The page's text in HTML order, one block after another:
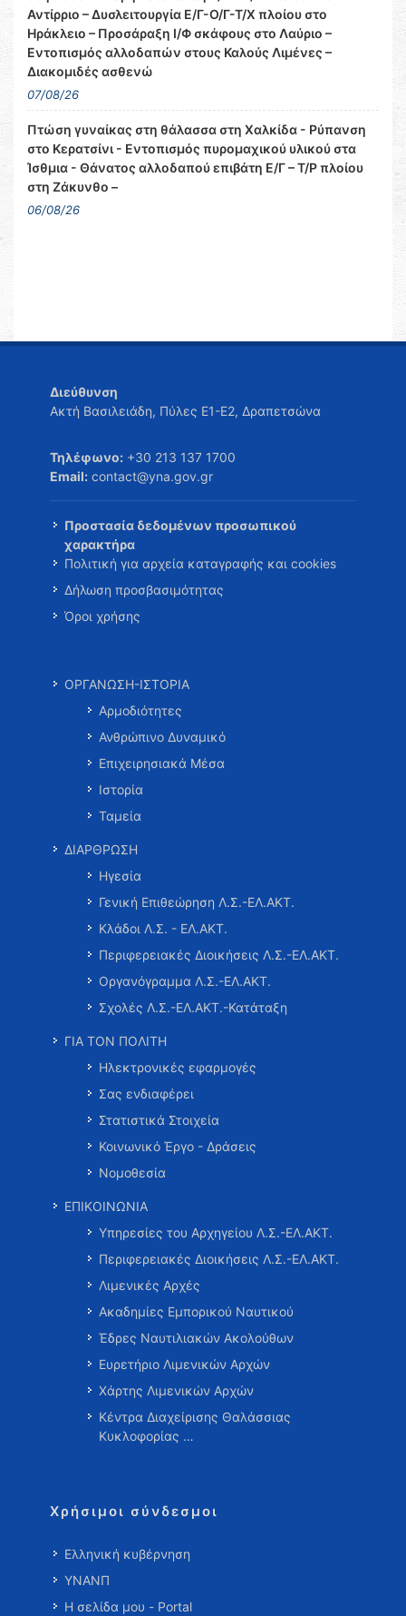
Αντίρριο – Δυσλειτουργία Ε/Γ-Ο/Γ-Τ/Χ πλοίου στο
Ηράκλειο – Προσάραξη Ι/Φ σκάφους στο Λαύριο –
Εντοπισμός αλλοδαπών στους Καλούς Λιμένες –
Διακομιδές ασθενώ
07/08/26
Πτώση γυναίκας στη θάλασσα στη Χαλκίδα - Ρύπανση
στο Κερατσίνι - Εντοπισμός πυρομαχικού υλικού στα
Ίσθμια - Θάνατος αλλοδαπού επιβάτη Ε/Γ – Τ/Ρ πλοίου
στη Ζάκυνθο –
06/08/26
Διεύθυνση
Ακτή Βασιλειάδη, Πύλες Ε1-Ε2, Δραπετσώνα
Τηλέφωνο: +30 213 137 1700
Email: contact@yna.gov.gr
Προστασία δεδομένων προσωπικού
χαρακτήρα
Πολιτική για αρχεία καταγραφής και cookies
Δήλωση προσβασιμότητας
Όροι χρήσης
ΟΡΓΑΝΩΣΗ-ΙΣΤΟΡΙΑ
Αρμοδιότητες
Ανθρώπινο Δυναμικό
Επιχειρησιακά Μέσα
Ιστορία
Ταμεία
ΔΙΑΡΘΡΩΣΗ
Ηγεσία
Γενική Επιθεώρηση Λ.Σ.-ΕΛ.ΑΚΤ.
Κλάδοι Λ.Σ. - ΕΛ.ΑΚΤ.
Περιφερειακές Διοικήσεις Λ.Σ.-ΕΛ.ΑΚΤ.
Οργανόγραμμα Λ.Σ.-ΕΛ.ΑΚΤ.
Σχολές Λ.Σ.-ΕΛ.ΑΚΤ.-Κατάταξη
ΓΙΑ ΤΟΝ ΠΟΛΙΤΗ
Ηλεκτρονικές εφαρμογές
Σας ενδιαφέρει
Στατιστικά Στοιχεία
Κοινωνικό Έργο - Δράσεις
Νομοθεσία
ΕΠΙΚΟΙΝΩΝΙΑ
Υπηρεσίες του Αρχηγείου Λ.Σ.-ΕΛ.ΑΚΤ.
Περιφερειακές Διοικήσεις Λ.Σ.-ΕΛ.ΑΚΤ.
Λιμενικές Αρχές
Ακαδημίες Εμπορικού Ναυτικού
Έδρες Ναυτιλιακών Ακολούθων
Ευρετήριο Λιμενικών Αρχών
Χάρτης Λιμενικών Αρχών
Κέντρα Διαχείρισης Θαλάσσιας
Κυκλοφορίας …
Χρήσιμοι σύνδεσμοι
Ελληνική κυβέρνηση
ΥΝΑΝΠ
Η σελίδα μου - Portal